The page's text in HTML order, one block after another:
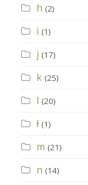
h (2)
i (1)
j (17)
k (25)
l (20)
ł (1)
m (21)
n (14)